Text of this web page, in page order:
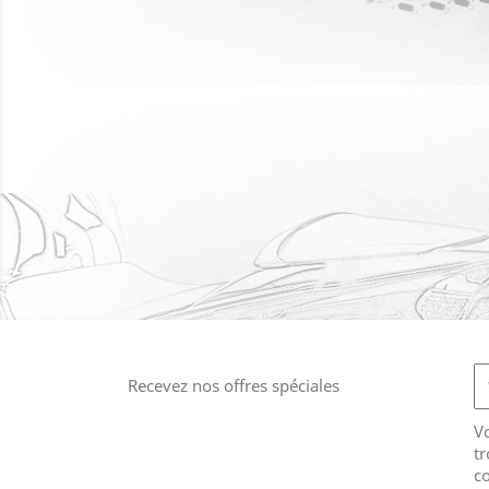
Recevez nos offres spéciales